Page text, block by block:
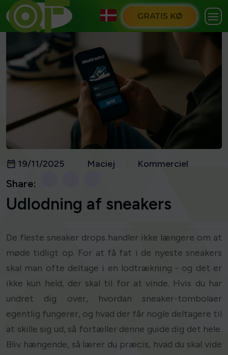
GRATIS KØ
19/11/2025 Maciej Kommerciel
Share:
Udlodning af sneakers
De fleste sneaker drops handler ikke længere om at
møde tidligt op. For at få fat i de nyeste sneakers
skal man ofte deltage i en lodtrækning - og det er
ikke kun held, der skal til for at vinde. Hvis du har
undret dig over, hvordan sneaker-tombolaer
egentlig fungerer, og hvad der får nogle deltagere til
at skille sig ud, så fortæller denne guide dig det hele.
Bliv hængende, så lærer du præcis, hvad du skal vide